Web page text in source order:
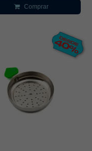
Comprar